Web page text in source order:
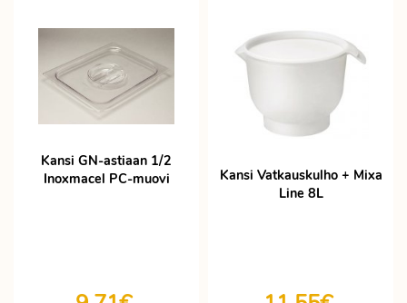
Kansi GN-astiaan 1/2
Inoxmacel PC-muovi
Kansi Vatkauskulho + Mixa
Line 8L